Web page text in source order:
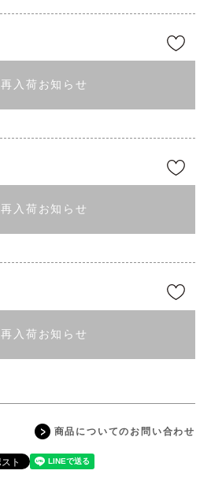
再入荷お知らせ
再入荷お知らせ
再入荷お知らせ
商品についてのお問い合わせ